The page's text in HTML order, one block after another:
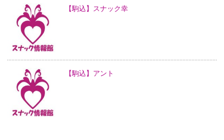
【駒込】スナック幸
【駒込】アント